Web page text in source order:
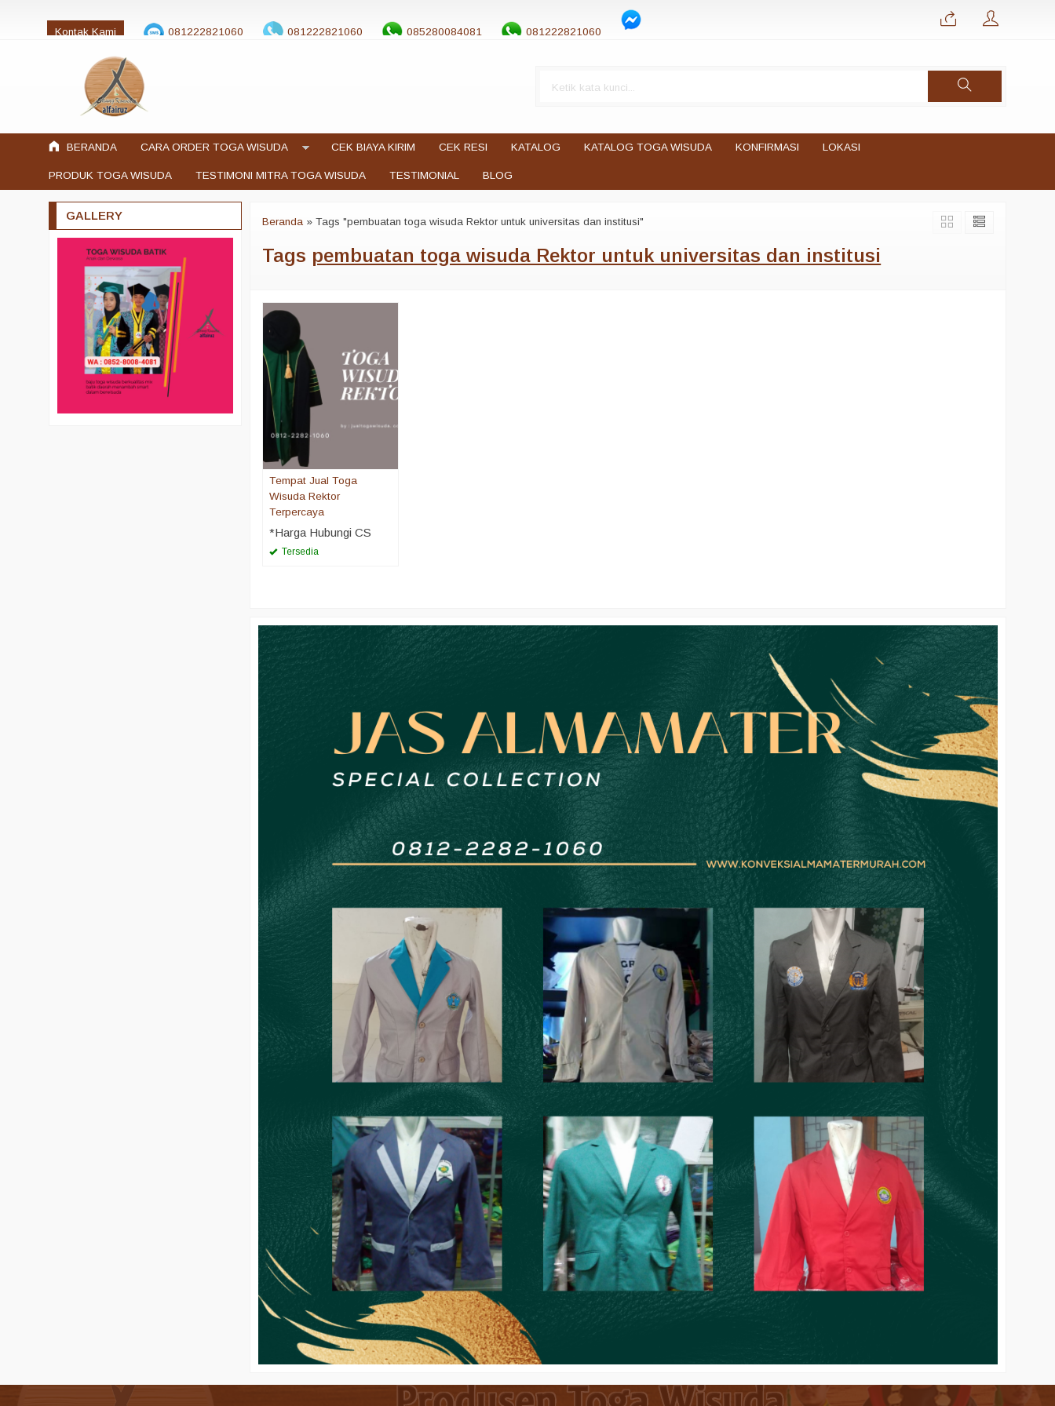
Kontak Kami 081222821060 081222821060 085280084081 081222821060
jualtogawisuda@gmail.com
BERANDA CARA ORDER TOGA WISUDA CEK BIAYA KIRIM CEK RESI KATALOG KATALOG TOGA WISUDA KONFIRMASI LOKASI
PRODUK TOGA WISUDA TESTIMONI MITRA TOGA WISUDA TESTIMONIAL BLOG
Beranda »Tags "pembuatan toga wisuda Rektor untuk universitas dan institusi"
Tags pembuatan toga wisuda Rektor untuk universitas dan institusi
Tempat Jual Toga
Wisuda Rektor
Terpercaya
*Harga Hubungi CS
Tersedia
GALLERY